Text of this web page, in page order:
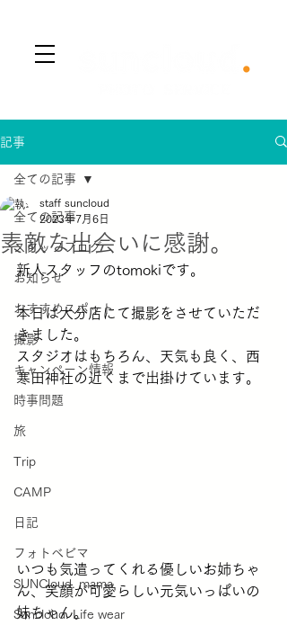
記事
全ての記事
スタッフブログ
お知らせ
おすすめスポット
撮影
キャンペーン情報
時事問題
旅
Trip
CAMP
日記
フォトベビマ
SUNCloud. mama
Suncloud. Life wear
全ての記事
素敵な出会いに感謝。
staff suncloud
2023年7月6日
新人スタッフのtomokiです。
本日は大分店にて撮影をさせていただ
きました。
スタジオはもちろん、天気も良く、西
寒田神社の近くまで出掛けています。
いつも気遣ってくれる優しいお姉ちゃ
ん、笑顔が可愛らしい元気いっぱいの
妹ちゃん。